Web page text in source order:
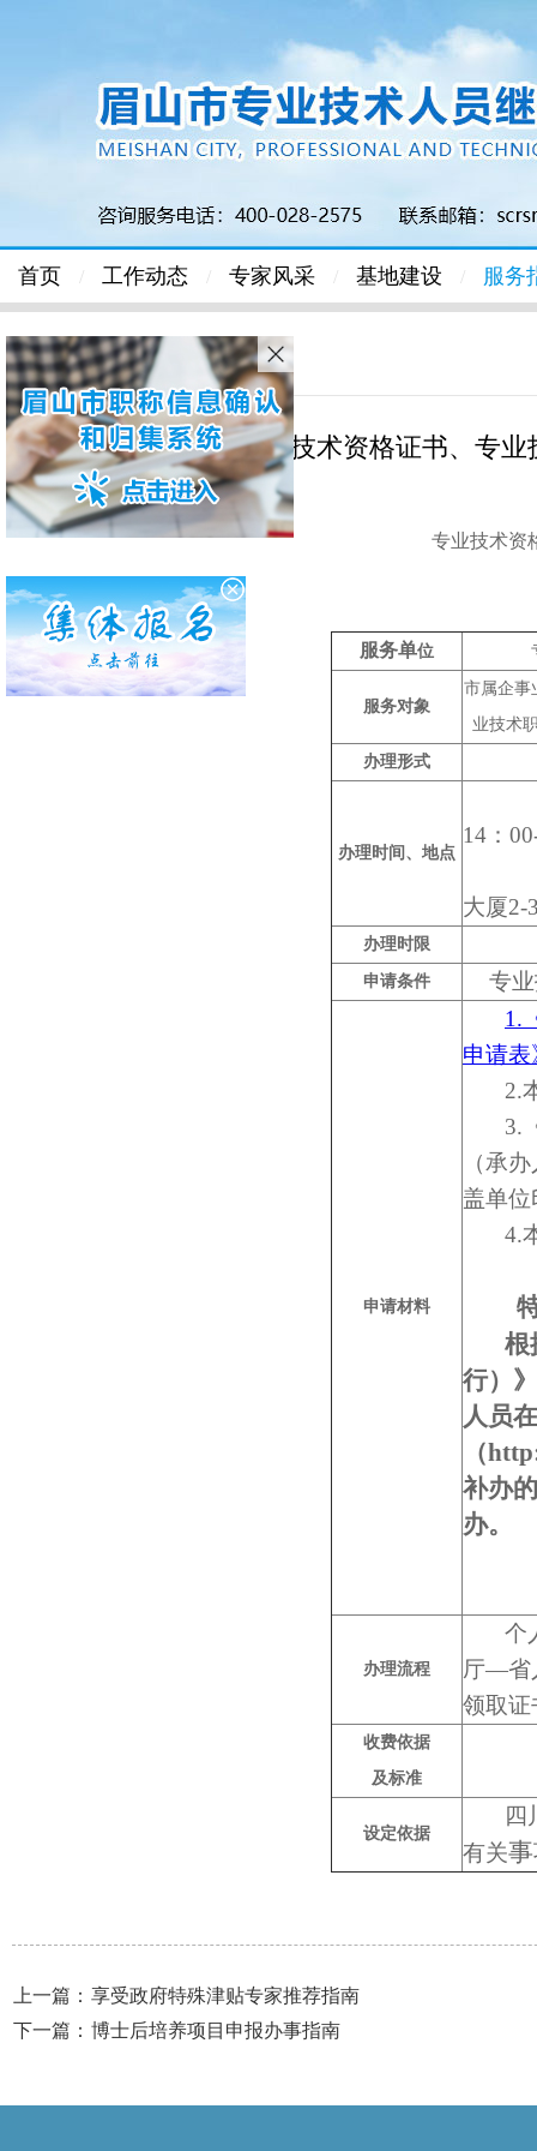
首页 / 工作动态 / 专家风采 / 基地建设 / 服务
首页>服务指南> 正文
专业技术资格证书、专
专业技术资
服务单位
服务对象
市属企事
业技术
办理形式
办理时间、地点
14：
大厦2-
办理时限
申请条件 专
申请材料
1.
申请表
2.本
3.《
（承
盖单位
4.本
根据
行）
人员
（
补办
办。
办理流程
个人
厅—省
领取
收费依据
及标准
设定依据
四川
有关
上一篇： 享受政府特殊津贴专家推荐指南
下一篇： 博士后培养项目申报办事指南